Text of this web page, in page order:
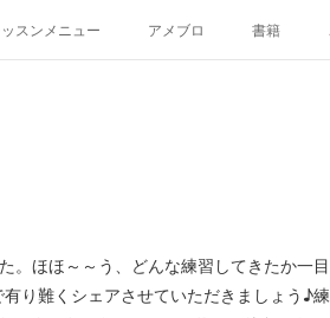
スンメニュー アメブロ 書籍
。ほほ～～う、どんな練習してきたか一目
り難くシェアさせていただきましょう♪練